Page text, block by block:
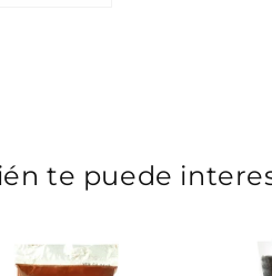
te puede